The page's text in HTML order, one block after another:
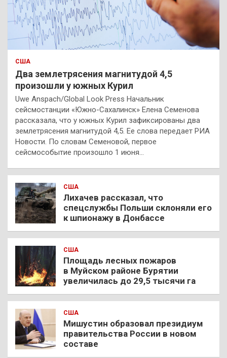
США
Два землетрясения магнитудой 4,5
произошли у южных Курил
Uwe Anspach/Global Look Press Начальник
сейсмостанции «Южно-Сахалинск» Елена Семенова
рассказала, что у южных Курил зафиксированы два
землетрясения магнитудой 4,5. Ее слова передает РИА
Новости. По словам Семеновой, первое
сейсмособытие произошло 1 июня…
США
Лихачев рассказал, что
спецслужбы Польши склоняли его
к шпионажу в Донбассе
США
Площадь лесных пожаров
в Муйском районе Бурятии
увеличилась до 29,5 тысячи га
США
Мишустин образовал президиум
правительства России в новом
составе